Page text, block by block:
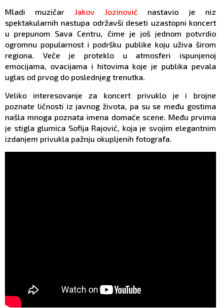
Mladi muzičar Jakov Jozinović nastavio je niz
spektakularnih nastupa održavši deseti uzastopni koncert
u prepunom Sava Centru, čime je još jednom potvrdio
ogromnu popularnost i podršku publike koju uživa širom
regiona. Veče je proteklo u atmosferi ispunjenoj
emocijama, ovacijama i hitovima koje je publika pevala
uglas od prvog do poslednjeg trenutka.
Veliko interesovanje za koncert privuklo je i brojne
poznate ličnosti iz javnog života, pa su se među gostima
našla mnoga poznata imena domaće scene. Među prvima
je stigla glumica Sofija Rajović, koja je svojim elegantnim
izdanjem privukla pažnju okupljenih fotografa.